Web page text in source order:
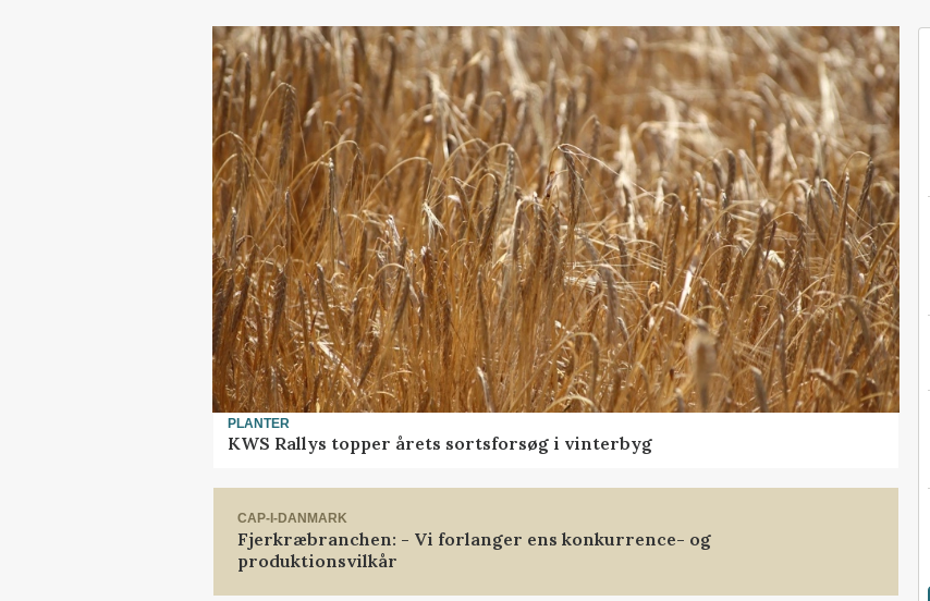
PLANTER
KWS Rallys topper årets sortsforsøg i vinterbyg
CAP-I-DANMARK
Fjerkræbranchen: - Vi forlanger ens konkurrence- og
produktionsvilkår